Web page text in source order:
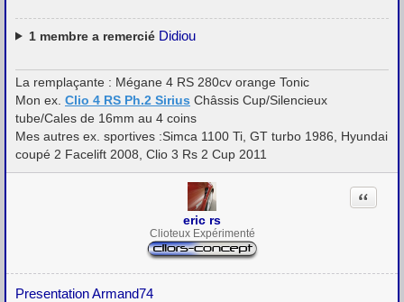
e
1membre a remercié Didiou
La remplaçante : Mégane 4 RS 280cv orange Tonic
Mon ex. Clio 4 RS Ph.2 Sirius Châssis Cup/Silencieux
tube/Cales de 16mm au 4 coins
Mes autres ex. sportives :Simca 1100 Ti, GT turbo 1986, Hyundai
coupé 2 Facelift 2008, Clio 3 Rs 2 Cup 2011
eric rs
Clioteux Expérimenté
Presentation Armand74
Citation